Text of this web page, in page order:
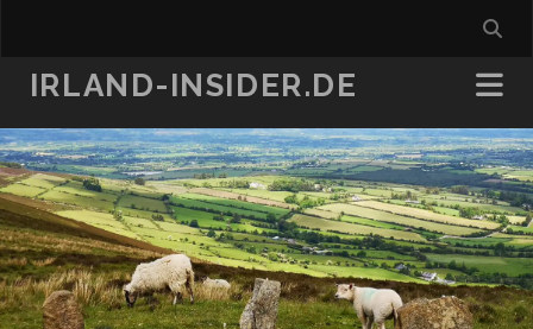
IRLAND-INSIDER.DE